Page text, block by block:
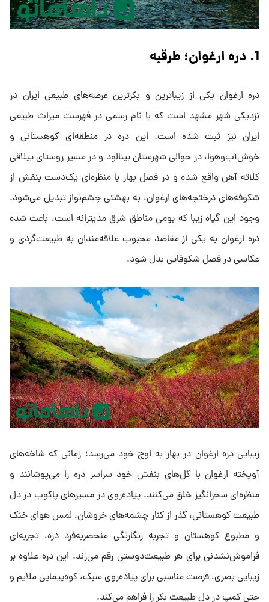
1. دره ارغوان؛ طرقبه
دره ارغوان یکی از زیباترین و بکرترین عرصه‌های طبیعی ایران در
نزدیکی شهر مشهد است که با نام رسمی در فهرست میراث طبیعی
ایران نیز ثبت شده است. این دره در منطقه‌ای کوهستانی و
خوش‌آب‌وهوا، در حوالی شهرستان بینالود و در مسیر روستای ییلاقی
کلاته آهن واقع شده و در فصل بهار با منظره‌ای یک‌دست بنفش از
شکوفه‌های درختچه‌های ارغوان، به بهشتی چشم‌نواز تبدیل می‌شود.
وجود این گیاه زیبا که بومی مناطق شرق مدیترانه است، باعث شده
دره ارغوان به یکی از مقاصد محبوب علاقه‌مندان به طبیعت‌گردی و
عکاسی در فصل شکوفایی بدل شود.
زیبایی دره ارغوان در بهار به اوج خود می‌رسد؛ زمانی که شاخه‌های
آویخته ارغوان با گل‌های بنفش خود سراسر دره را می‌پوشانند و
منظره‌ای سحرانگیز خلق می‌کنند. پیاده‌روی در مسیرهای پاکوب در دل
طبیعت کوهستانی، گذر از کنار چشمه‌های خروشان، لمس هوای خنک
و مطبوع کوهستان و تجربه رنگارنگی منحصر‌به‌فرد دره، تجربه‌ای
فراموش‌نشدنی برای هر طبیعت‌دوستی رقم می‌زند. این دره علاوه بر
زیبایی بصری، فرصت مناسبی برای پیاده‌روی سبک، کوه‌پیمایی ملایم و
حتی کمپ در دل طبیعت بکر را فراهم می‌کند.